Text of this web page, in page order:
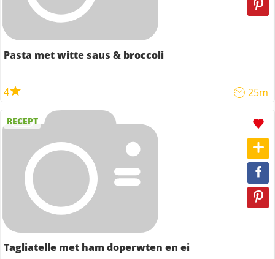
Pasta met witte saus & broccoli
4 25m
RECEPT
Tagliatelle met ham doperwten en ei